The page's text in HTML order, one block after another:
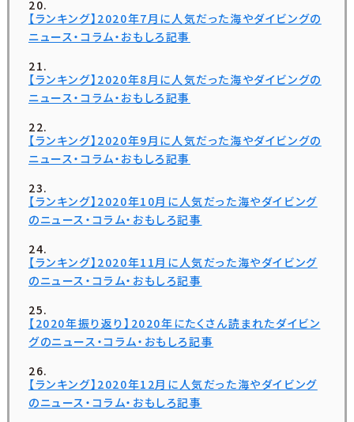
【ランキング】2020年7月に人気だった海やダイビングの
ニュース・コラム・おもしろ記事
【ランキング】2020年8月に人気だった海やダイビングの
ニュース・コラム・おもしろ記事
【ランキング】2020年9月に人気だった海やダイビングの
ニュース・コラム・おもしろ記事
【ランキング】2020年10月に人気だった海やダイビング
のニュース・コラム・おもしろ記事
【ランキング】2020年11月に人気だった海やダイビング
のニュース・コラム・おもしろ記事
【2020年振り返り】2020年にたくさん読まれたダイビン
グのニュース・コラム・おもしろ記事
【ランキング】2020年12月に人気だった海やダイビング
のニュース・コラム・おもしろ記事